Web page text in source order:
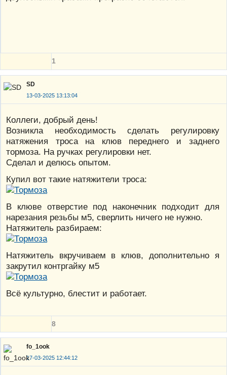
1
SD
13-03-2025 13:13:04
Коллеги, добрый день!
Возникла необходимость сделать регулировку
натяжения троса на клюв переднего и заднего
тормоза. На ручках регулировки нет.
Сделал и делюсь опытом.
Купил вот такие натяжители троса:
В клюве отверстие под наконечник подходит для
нарезания резьбы м5, сверлить ничего не нужно.
Натяжитель разбираем:
Натяжитель вкручиваем в клюв, дополнительно я
закрутил контргайку м5
Всё культурно, блестит и работает.
8
fo_1ook
17-03-2025 12:44:12